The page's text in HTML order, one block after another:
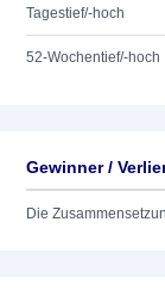
Tagestief/-hoch
52-Wochentief/-hoch
Gewinner /
Die